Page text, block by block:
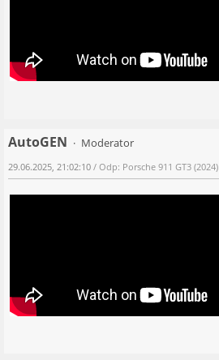
AutoGEN
Moderator
29.06.2025, 21:02:10 / Odp: Porsche 911 GT3 (2024)